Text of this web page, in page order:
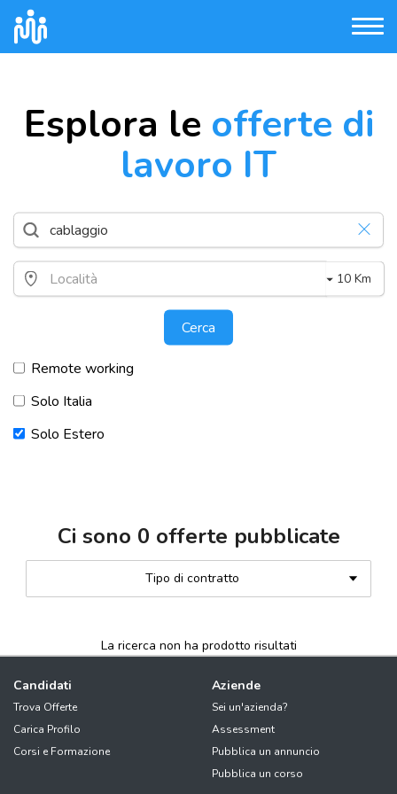
Esplora le offerte di
lavoro IT
10 Km
Cerca
Remote working
Solo Italia
Solo Estero
Ci sono 0 offerte pubblicate
Tipo di contratto
La ricerca non ha prodotto risultati
Candidati
Trova Offerte
Carica Profilo
Corsi e Formazione
Aziende
Sei un'azienda?
Assessment
Pubblica un annuncio
Pubblica un corso